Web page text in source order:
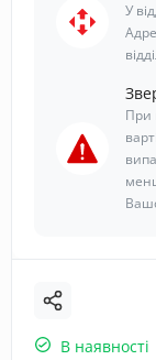
У
При
В наявності